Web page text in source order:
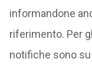
informandone
riferimento. Per
notifiche sono